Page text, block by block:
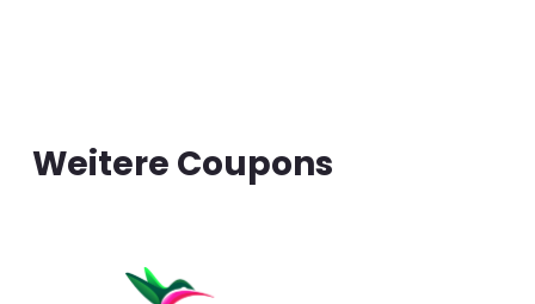
Weitere Coupons